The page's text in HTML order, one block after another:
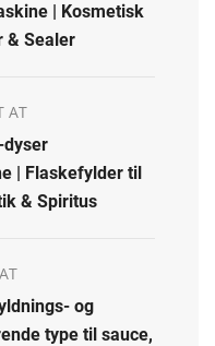
| Kosmetisk
& Sealer
AT
| Flaskefylder til
& Spiritus
og
type til sauce,